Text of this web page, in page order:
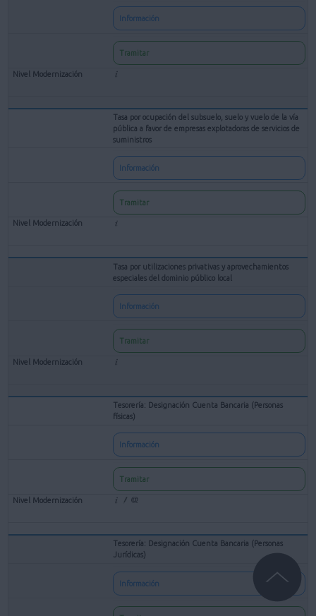
Información
Tramitar
Tasa por ocupación del subsuelo, suelo y vuelo de la vía
pública a favor de empresas explotadoras de servicios de
suministros
Información
Tramitar
Tasa por utilizaciones privativas y aprovechamientos
especiales del dominio público local
Información
Tramitar
Tesorería: Designación Cuenta Bancaria (Personas
físicas)
Información
Tramitar
Tesorería: Designación Cuenta Bancaria (Personas
Jurídicas)
Información